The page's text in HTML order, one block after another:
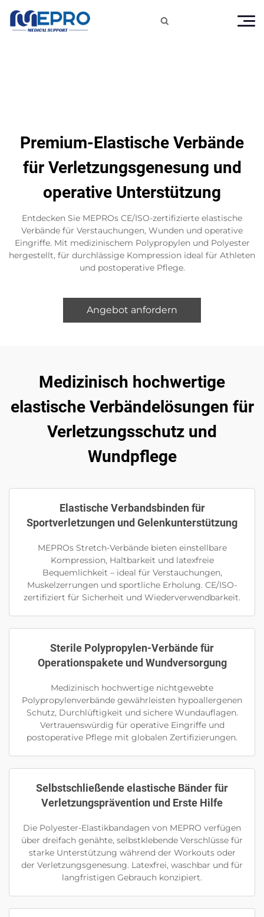

Premium-Elastische Verbände
für Verletzungsgenesung und
operative Unterstützung
Entdecken Sie MEPROs CE/ISO-zertifizierte elastische
Verbände für Verstauchungen, Wunden und operative
Eingriffe. Mit medizinischem Polypropylen und Polyester
hergestellt, für durchlässige Kompression ideal für Athleten
und postoperative Pflege.
Angebot anfordern
Medizinisch hochwertige
elastische Verbändelösungen für
Verletzungsschutz und
Wundpflege
Elastische Verbandsbinden für
Sportverletzungen und Gelenkunterstützung
MEPROs Stretch-Verbände bieten einstellbare
Kompression, Haltbarkeit und latexfreie
Bequemlichkeit – ideal für Verstauchungen,
Muskelzerrungen und sportliche Erholung. CE/ISO-
zertifiziert für Sicherheit und Wiederverwendbarkeit.
Sterile Polypropylen-Verbände für
Operationspakete und Wundversorgung
Medizinisch hochwertige nichtgewebte
Polypropylenverbände gewährleisten hypoallergenen
Schutz, Durchlüftigkeit und sichere Wundauflagen.
Vertrauenswürdig für operative Eingriffe und
postoperative Pflege mit globalen Zertifizierungen.
Selbstschließende elastische Bänder für
Verletzungsprävention und Erste Hilfe
Die Polyester-Elastikbandagen von MEPRO verfügen
über dreifach genähte, selbstklebende Verschlüsse für
starke Unterstützung während der Workouts oder
der Verletzungsgenesung. Latexfrei, waschbar und für
langfristigen Gebrauch konzipiert.